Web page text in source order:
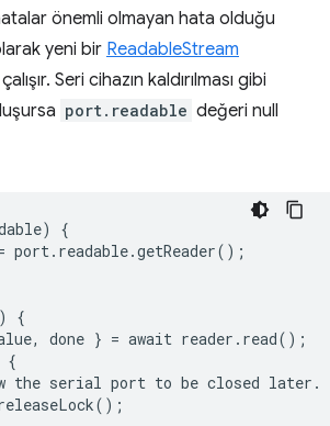
önemli olmayan hata olduğu
yeni bir ReadableStream
Seri cihazın kaldırılması gibi
port.readable değeri null
)
{
port. readable.getReader();
)
{
, done } = await reader . read();
{
the serial port to be closed later .
();